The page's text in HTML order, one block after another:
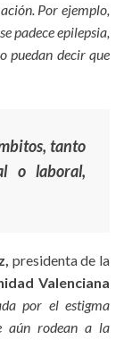
Por ejemplo,
padece epilepsia,
puedan decir que
tanto
o laboral,
presidenta de la
Valenciana
por el estigma
aún rodean a la